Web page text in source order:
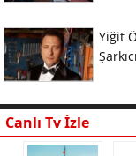
Yiğit
Canlı Tv İzle